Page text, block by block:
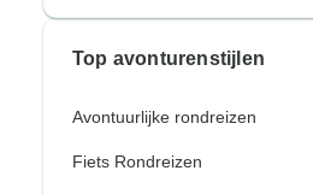
Top avonturenstijlen
Avontuurlijke rondreizen
Fiets Rondreizen